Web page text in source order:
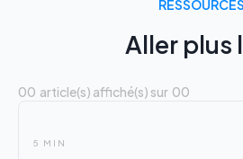
RESSOURCES
Aller plus
00 article(s) affiché(s) sur 00
5 MIN